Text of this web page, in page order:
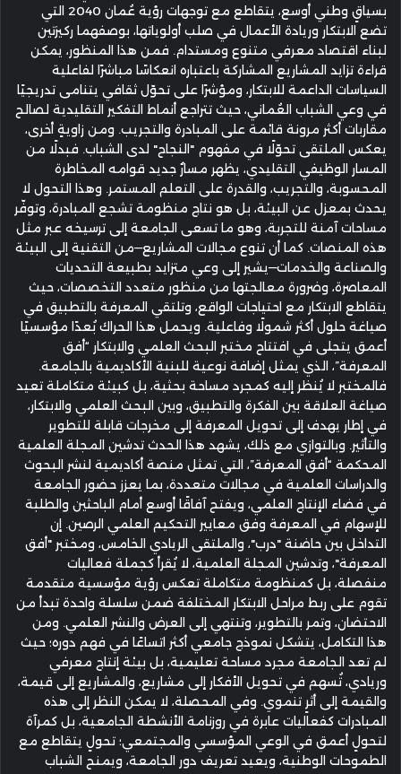
بسياقٍ وطني أوسع، يتقاطع مع توجهات رؤية عُمان 2040 التي
تضع الابتكار وريادة الأعمال في صلب أولوياتها، بوصفهما ركيزتين
لبناء اقتصاد معرفي متنوع ومستدام. فمن هذا المنظور، يمكن
قراءة تزايد المشاريع المشاركة باعتباره انعكاسًا مباشرًا لفاعلية
السياسات الداعمة للابتكار، ومؤشرًا على تحوّل ثقافي يتنامى تدريجيًا
في وعي الشباب العُماني، حيث تتراجع أنماط التفكير التقليدية لصالح
مقاربات أكثر مرونة قائمة على المبادرة والتجريب. ومن زاويةٍ أخرى،
يعكس الملتقى تحوّلًا في مفهوم "النجاح" لدى الشباب. فبدلًا من
المسار الوظيفي التقليدي، يظهر مسارٌ جديد قوامه المخاطرة
المحسوبة، والتجريب، والقدرة على التعلم المستمر. وهذا التحول لا
يحدث بمعزل عن البيئة، بل هو نتاج منظومة تشجع المبادرة، وتوفّر
مساحات آمنة للتجربة، وهو ما تسعى الجامعة إلى ترسيخه عبر مثل
هذه المنصات. كما أن تنوع مجالات المشاريع—من التقنية إلى البيئة
والصناعة والخدمات—يشير إلى وعي متزايد بطبيعة التحديات
المعاصرة، وضرورة معالجتها من منظور متعدد التخصصات، حيث
يتقاطع الابتكار مع احتياجات الواقع، وتلتقي المعرفة بالتطبيق في
صياغة حلول أكثر شمولًا وفاعلية. ويحمل هذا الحراك بُعدًا مؤسسيًا
أعمق يتجلى في افتتاح مختبر البحث العلمي والابتكار “أفق
المعرفة”، الذي يمثل إضافة نوعية للبنية الأكاديمية بالجامعة.
فالمختبر لا يُنظر إليه كمجرد مساحة بحثية، بل كبيئة متكاملة تعيد
صياغة العلاقة بين الفكرة والتطبيق، وبين البحث العلمي والابتكار،
في إطار يهدف إلى تحويل المعرفة إلى مخرجات قابلة للتطوير
والتأثير. وبالتوازي مع ذلك، يشهد هذا الحدث تدشين المجلة العلمية
المحكمة “أفق المعرفة”، التي تمثل منصة أكاديمية لنشر البحوث
والدراسات العلمية في مجالات متعددة، بما يعزز حضور الجامعة
في فضاء الإنتاج العلمي، ويفتح آفاقًا أوسع أمام الباحثين والطلبة
للإسهام في المعرفة وفق معايير التحكيم العلمي الرصين. إن
التداخل بين حاضنة "درب"، والملتقى الريادي الخامس، ومختبر "أفق
المعرفة"، وتدشين المجلة العلمية، لا يُقرأ كجملة فعاليات
منفصلة، بل كمنظومة متكاملة تعكس رؤية مؤسسية متقدمة
تقوم على ربط مراحل الابتكار المختلفة ضمن سلسلة واحدة تبدأ من
الاحتضان، وتمر بالتطوير، وتنتهي إلى العرض والنشر العلمي. ومن
هذا التكامل، يتشكل نموذج جامعي أكثر اتساعًا في فهم دوره؛ حيث
لم تعد الجامعة مجرد مساحة تعليمية، بل بيئة إنتاج معرفي
وريادي، تُسهم في تحويل الأفكار إلى مشاريع، والمشاريع إلى قيمة،
والقيمة إلى أثرٍ تنموي. وفي المحصلة، لا يمكن النظر إلى هذه
المبادرات كفعاليات عابرة في روزنامة الأنشطة الجامعية، بل كمرآة
لتحولٍ أعمق في الوعي المؤسسي والمجتمعي؛ تحولٍ يتقاطع مع
الطموحات الوطنية، ويعيد تعريف دور الجامعة، ويمنح الشباب